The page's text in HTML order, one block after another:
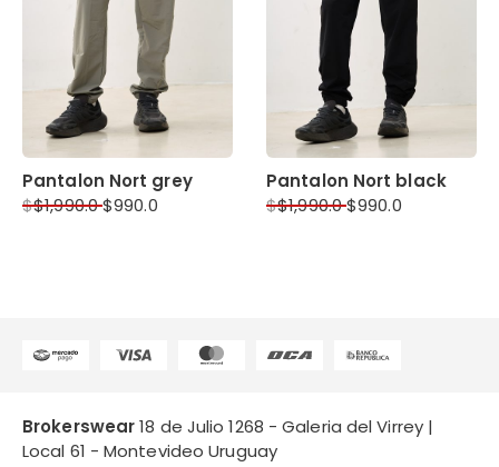
Pantalon Nort grey
$$1,990.0$990.0
Pantalon Nort black
$$1,990.0$990.0
Brokerswear18 de Julio 1268 - Galeria del Virrey |
Local 61 - Montevideo Uruguay